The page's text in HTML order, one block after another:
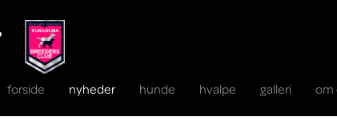
forside nyheder hunde hvalpe galleri om